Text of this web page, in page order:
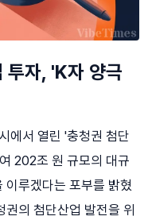
자, 'K자 양극
에서 열린 '충청권 첨단
202조 원 규모의 대규
이루겠다는 포부를 밝혔
의 첨단산업 발전을 위